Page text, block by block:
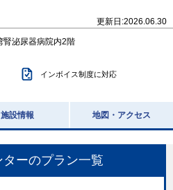
更新日:2026.06.30
腎泌尿器病院内2階
インボイス制度に対応
施設情報 地図・アクセス
ターのプラン一覧